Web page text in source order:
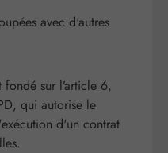
avec d'autres
fondé sur l’article 6,
qui autorise le
d'un contrat